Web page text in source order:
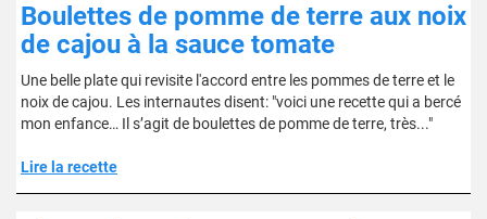
Boulettes de pomme de terre aux noix
de cajou à la sauce tomate
Une belle plate qui revisite l'accord entre les pommes de terre et le
noix de cajou. Les internautes disent: "voici une recette qui a bercé
mon enfance… Il s’agit de boulettes de pomme de terre, très..."
Lire la recette